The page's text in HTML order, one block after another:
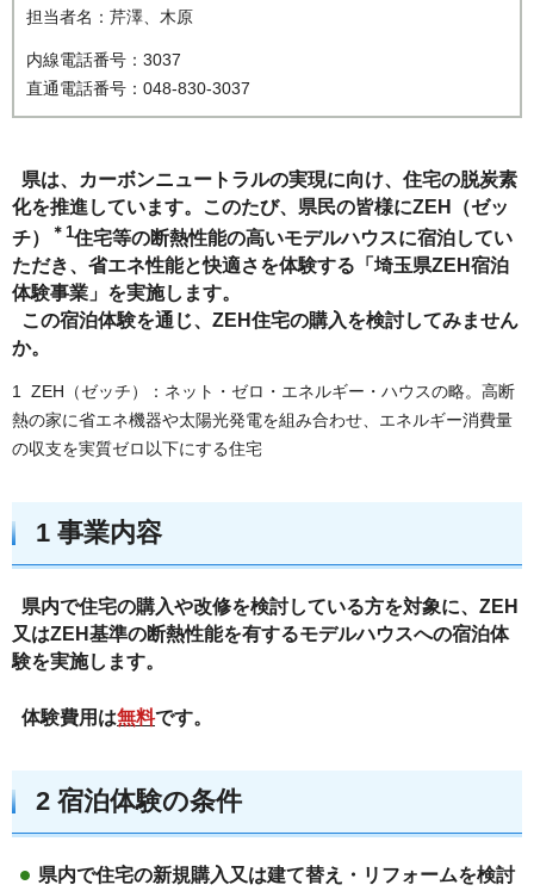
担当者名：芹澤、木原
内線電話番号：3037
直通電話番号：048-830-3037
県は、カーボンニュートラルの実現に向け、住宅の脱炭素
化を推進しています。このたび、県民の皆様にZEH（ゼッ
チ）
＊1住宅等の断熱性能の高いモデルハウスに宿泊してい
ただき、省エネ性能と快適さを体験する「埼玉県ZEH宿泊
体験事業」を実施します。
この宿泊体験を通じ、ZEH住宅の購入を検討してみません
か。
1 ZEH（ゼッチ）：ネット・ゼロ・エネルギー・ハウスの略。高断
熱の家に省エネ機器や太陽光発電を組み合わせ、エネルギー消費量
の収支を実質ゼロ以下にする住宅
1 事業内容
県内で住宅の購入や改修を検討している方を対象に、ZEH
又はZEH基準の断熱性能を有するモデルハウスへの宿泊体
験を実施します。
体験費用は無料です。
2 宿泊体験の条件
県内で住宅の新規購入又は建て替え・リフォームを検討